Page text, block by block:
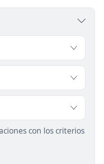
con los criterios